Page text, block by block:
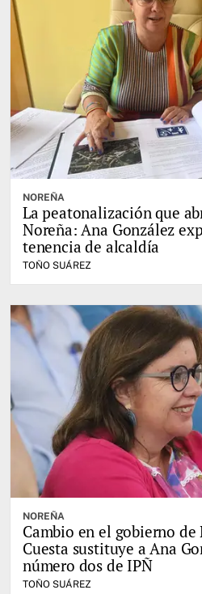
NOREÑA
La peatonalización que
Noreña: Ana González
tenencia de alcaldía
TOÑO SUÁREZ
NOREÑA
Cambio en el gobierno
Cuesta sustituye a Ana
número dos de IPÑ
TOÑO SUÁREZ